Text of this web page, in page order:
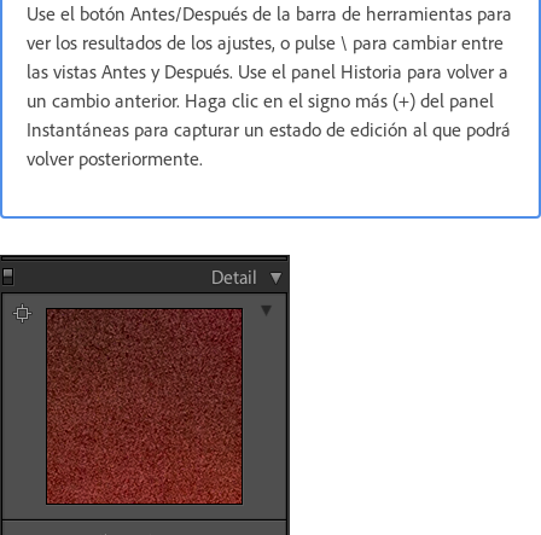
Use el botón Antes/Después de la barra de herramientas para
ver los resultados de los ajustes, o pulse \ para cambiar entre
las vistas Antes y Después. Use el panel Historia para volver a
un cambio anterior. Haga clic en el signo más (+) del panel
Instantáneas para capturar un estado de edición al que podrá
volver posteriormente.